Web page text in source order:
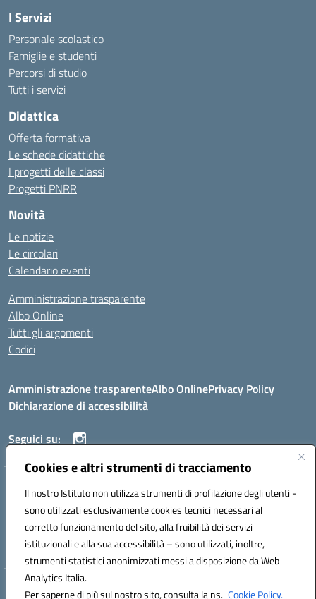
Cookies e altri strumenti di tracciamento
Il nostro Istituto non utilizza strumenti di profilazione degli utenti -
sono utilizzati esclusivamente cookies tecnici necessari al
corretto funzionamento del sito, alla fruibilità dei servizi
istituzionali e alla sua accessibilità – sono utilizzati, inoltre,
strumenti statistici anonimizzati messi a disposizione da Web
Analytics Italia.
Per saperne di più sul nostro sito, consulta la ns. Cookie Policy.
I Servizi
Personale scolastico
Famiglie e studenti
Percorsi di studio
Tutti i servizi
Didattica
Offerta formativa
Le schede didattiche
I progetti delle classi
Progetti PNRR
Novità
Le notizie
Le circolari
Calendario eventi
Amministrazione trasparente
Albo Online
Tutti gli argomenti
Codici
Amministrazione trasparenteAlbo OnlinePrivacy Policy
Dichiarazione di accessibilità
Seguici su:
ISTITUTO ISTRUZIONE SUPERIORE ANGELO ROTH
Codice fiscale: 80004310902 Codice meccanografico: SSIS019006
Telefono: 079951627
Mail: SSIS019006@istruzione.it PEC: SSIS019006@pec.istruzione.it
Hosting & Powered by 3D Solution S.r.l.